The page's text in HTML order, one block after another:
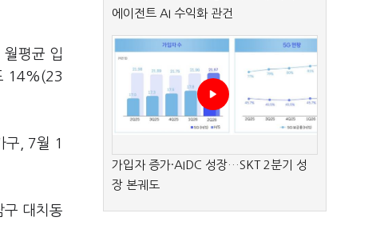
평균 입
14%(23
구, 7월 1
대치동
에이전트 AI 수익화 관건
가입자 증가·AIDC 성장…SKT 2분기 성
장 본궤도